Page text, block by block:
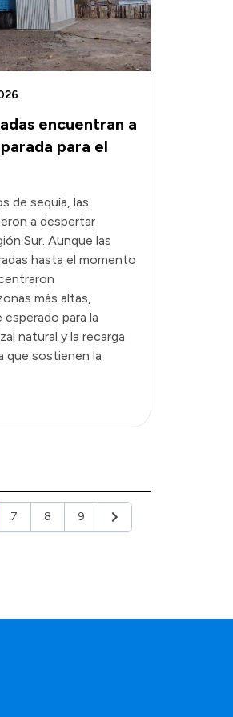
encuentran a
para el
de sequía, las
a despertar
Sur. Aunque las
hasta el momento
más altas,
para la
natural y la recarga
que sostienen la
7 8 9 Siguiente